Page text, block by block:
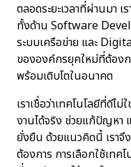
ตลอดระยะเวลาที่ผ่านมา
ทั้งด้าน Software
ระบบเครือข่าย และ
ขององค์กรยุคใหม่ที่ต้องก
พร้อมเติบโตในอนาคต
เราเชื่อว่าเทคโนโลยีที่ดี
งานได้จริง ช่วยแก้ปัญหา
ยั่งยืน ด้วยแนวคิดนี้ เราจึ
ต้องการ การเลือกใช้เทค